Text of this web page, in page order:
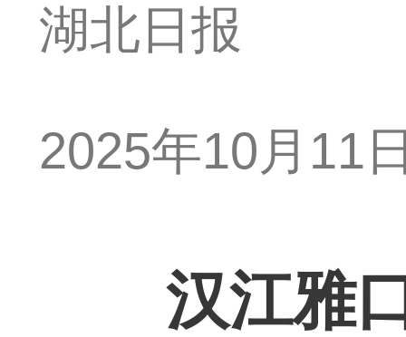
湖北日报
2025年10月11
汉江雅